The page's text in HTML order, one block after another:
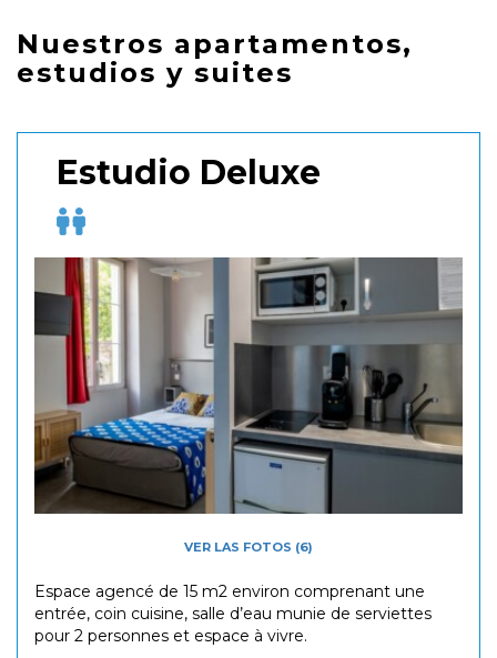
Nuestros apartamentos,
estudios y suites
Estudio Deluxe
VER LAS FOTOS (6)
Espace agencé de 15 m2 environ comprenant une
entrée, coin cuisine, salle d’eau munie de serviettes
pour 2 personnes et espace à vivre.